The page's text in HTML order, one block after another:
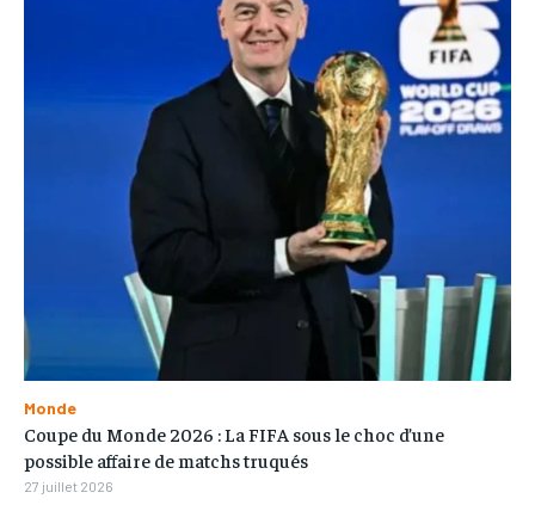
Monde
Coupe du Monde 2026 : La FIFA sous le choc d’une
possible affaire de matchs truqués
27 juillet 2026